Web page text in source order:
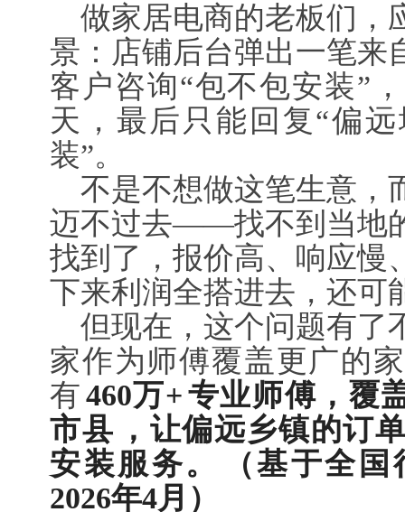
做家居电商的老板们，
景：店铺后台弹出一笔来
客户咨询“包不包安装”
天，最后只能回复“偏
装”。
不是不想做这笔生意，
迈不过去——找不到当地
找到了，报价高、响应慢
下来利润全搭进去，还可
但现在，这个问题有了
家作为师傅覆盖更广的
有460万+专业师傅，覆
市县 ，让偏远乡镇的订
安装服务。
（基于全
2026年4月）